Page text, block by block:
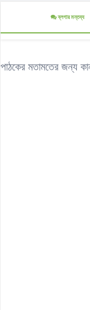
ব্লগার মন্তব্য
পাঠকের মতামতের জন্য